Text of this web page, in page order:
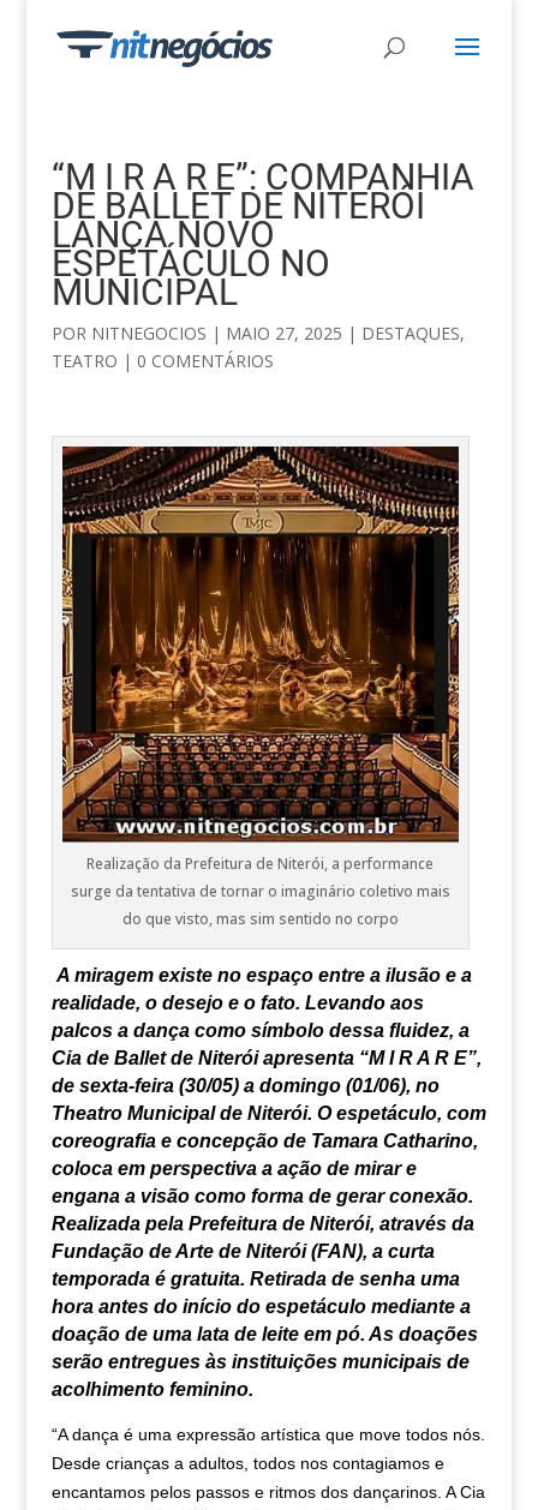
“M I R A R E”: COMPANHIA
DE BALLET DE NITERÓI
LANÇA NOVO
ESPETÁCULO NO
MUNICIPAL
POR NITNEGOCIOS | MAIO 27, 2025 | DESTAQUES,
TEATRO | 0 COMENTÁRIOS
Realização da Prefeitura de Niterói, a performance
surge da tentativa de tornar o imaginário coletivo mais
do que visto, mas sim sentido no corpo
A miragem existe no espaço entre a ilusão e a
realidade, o desejo e o fato. Levando aos
palcos a dança como símbolo dessa fluidez, a
Cia de Ballet de Niterói apresenta “M I R A R E”,
de sexta-feira (30/05) a domingo (01/06), no
Theatro Municipal de Niterói. O espetáculo, com
coreografia e concepção de Tamara Catharino,
coloca em perspectiva a ação de mirar e
engana a visão como forma de gerar conexão.
Realizada pela Prefeitura de Niterói, através da
Fundação de Arte de Niterói (FAN), a curta
temporada é gratuita. Retirada de senha uma
hora antes do início do espetáculo mediante a
doação de uma lata de leite em pó. As doações
serão entregues às instituições municipais de
acolhimento feminino.
“A dança é uma expressão artística que move todos nós.
Desde crianças a adultos, todos nos contagiamos e
encantamos pelos passos e ritmos dos dançarinos. A Cia